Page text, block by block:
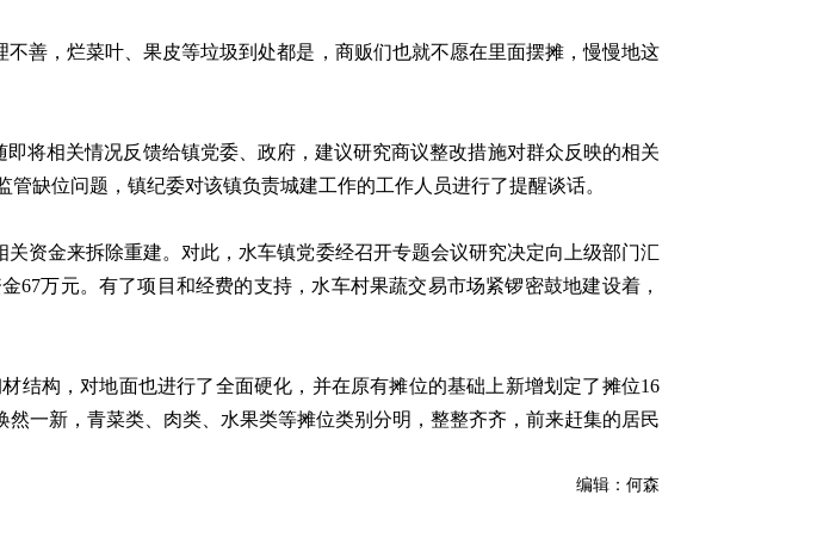
，烂菜叶、果皮等垃圾到处都是，商贩们也就不愿在里面摆摊，慢慢地这
相关情况反馈给镇党委、政府，建议研究商议整改措施对群众反映的相关
缺位问题，镇纪委对该镇负责城建工作的工作人员进行了提醒谈话。
金来拆除重建。对此，水车镇党委经召开专题会议研究决定向上级部门汇
万元。有了项目和经费的支持，水车村果蔬交易市场紧锣密鼓地建设着，
构，对地面也进行了全面硬化，并在原有摊位的基础上新增划定了摊位16
一新，青菜类、肉类、水果类等摊位类别分明，整整齐齐，前来赶集的居民
编辑：何森